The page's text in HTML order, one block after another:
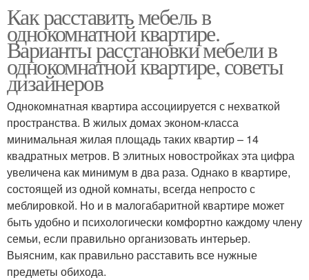
Как расставить мебель в
однокомнатной квартире.
Варианты расстановки мебели в
однокомнатной квартире, советы
дизайнеров
Однокомнатная квартира ассоциируется с нехваткой
пространства. В жилых домах эконом-класса
минимальная жилая площадь таких квартир – 14
квадратных метров. В элитных новостройках эта цифра
увеличена как минимум в два раза. Однако в квартире,
состоящей из одной комнаты, всегда непросто с
меблировкой. Но и в малогабаритной квартире может
быть удобно и психологически комфортно каждому члену
семьи, если правильно организовать интерьер.
Выясним, как правильно расставить все нужные
предметы обихода.